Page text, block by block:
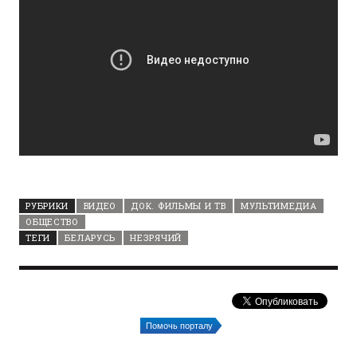
РУБРИКИ ВИДЕО ДОК. ФИЛЬМЫ И ТВ
МУЛЬТИМЕДИА
ОБЩЕСТВО
ТЕГИ
БЕЛАРУСЬ НЕЗРЯЧИЙ
Помочь порталу